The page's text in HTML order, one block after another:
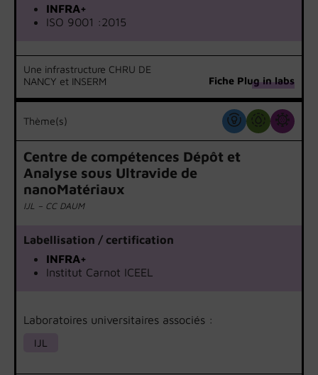
INFRA+
ISO 9001 :2015
Une infrastructure CHRU DE
NANCY et INSERM
Fiche Plug in labs
Thème(s)
Centre de compétences Dépôt et
Analyse sous Ultravide de
nanoMatériaux
IJL – CC DAUM
Labellisation / certification
INFRA+
Institut Carnot ICEEL
Laboratoires universitaires associés :
IJL